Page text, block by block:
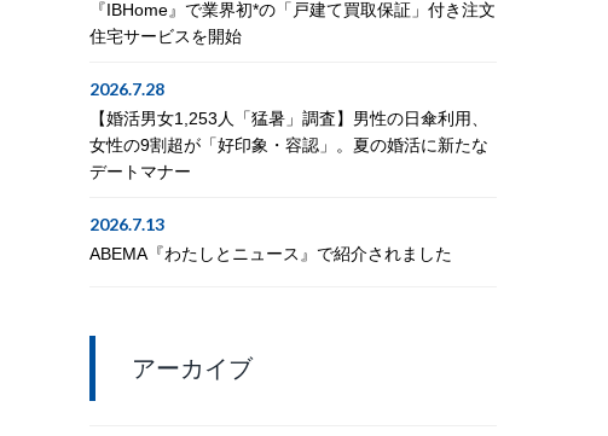
『IBHome』で業界初*の「戸建て買取保証」付き注文
住宅サービスを開始
2026.7.28
【婚活男女1,253人「猛暑」調査】男性の日傘利用、
女性の9割超が「好印象・容認」。夏の婚活に新たな
デートマナー
2026.7.13
ABEMA『わたしとニュース』で紹介されました
アーカイブ